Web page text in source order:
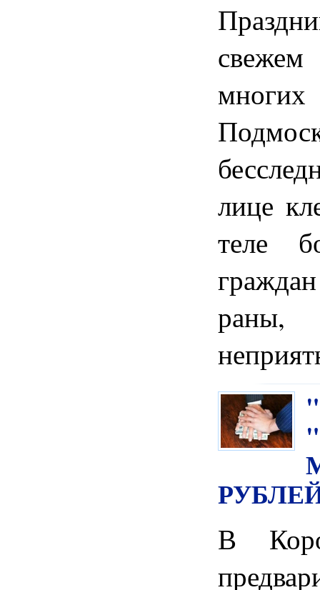
лице
теле
раны,
В